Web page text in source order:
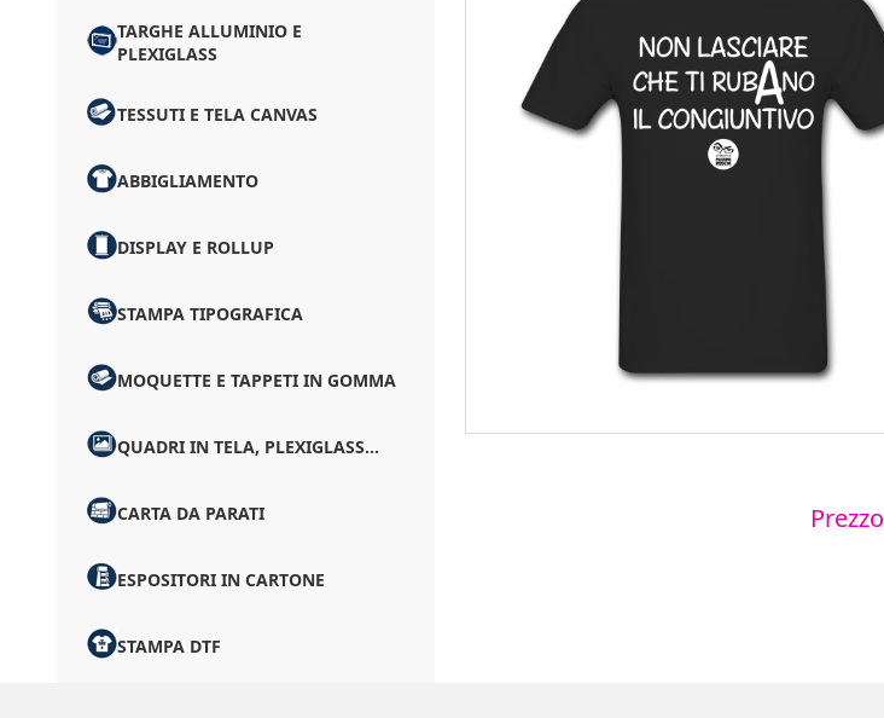
TARGHE ALLUMINIO E
PLEXIGLASS
TESSUTI E TELA CANVAS
ABBIGLIAMENTO
DISPLAY E ROLLUP
STAMPA TIPOGRAFICA
MOQUETTE E TAPPETI IN GOMMA
QUADRI IN TELA, PLEXIGLASS...
CARTA DA PARATI
ESPOSITORI IN CARTONE
STAMPA DTF
Prezzo